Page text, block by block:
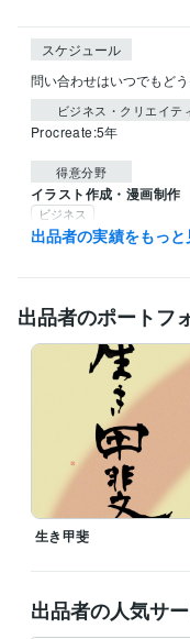
スケジュール
問い合わせはいつでもどう
ビジネス・クリエイテ
Procreate:5年
得意分野
イラスト作成・漫画制作
ビジネス
悩み相談・カウンセリン
出品者の実績をもっと
出品者のポートフ
生き甲斐
出品者の人気サ